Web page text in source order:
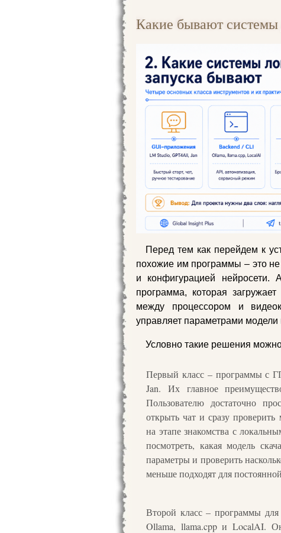
Какие бывают
Перед тем как перейдем к
похожие им программы – это
и конфигурацией
программа, которая
между процессором и
управляет параметрами модели
Условно такие решения
Первый класс – программы с
Jan. Их главное
Пользователю достаточно
открыть чат и сразу
на этапе знакомства с
посмотреть, какая модель
параметры и проверить
меньше подходят для
Второй класс – программы
Ollama, llama.cpp и LocalAI.